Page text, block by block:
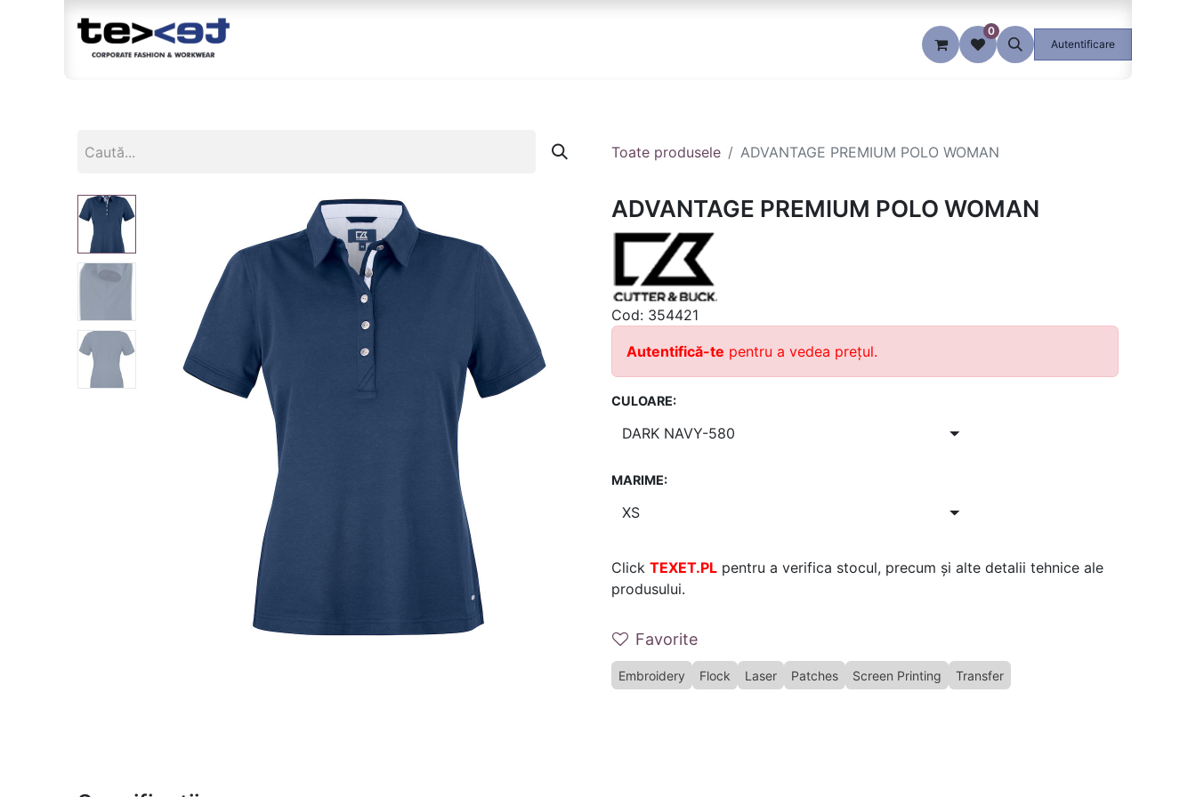
0
Autentificare
Toate produsele ADVANTAGE PREMIUM POLO WOMAN
ADVANTAGE PREMIUM POLO WOMAN
Cod: 354421
Autentifică-te pentru a vedea prețul.
CULOARE:
MARIME:
Click TEXET.PL pentru a verifica stocul, precum și alte detalii tehnice ale
produsului.
Favorite
Embroidery Flock Laser Patches Screen Printing Transfer